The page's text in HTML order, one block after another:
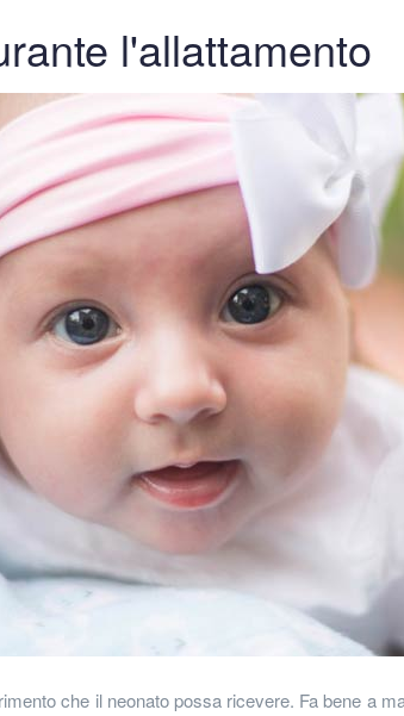
l'allattamento
che il neonato possa ricevere. Fa bene a